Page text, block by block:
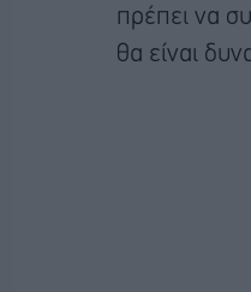
πρέπει να
θα είναι